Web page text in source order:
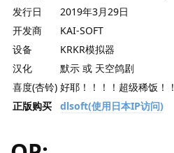
发行日
2019年3月29日
开发商
KAI-SOFT
设备
KRKR模拟器
汉化
默示 或 天空鸽剧
喜度(杏铃) 好耶！！！！超级稀饭！！
正版购买
dlsoft(使用日本IP访问)